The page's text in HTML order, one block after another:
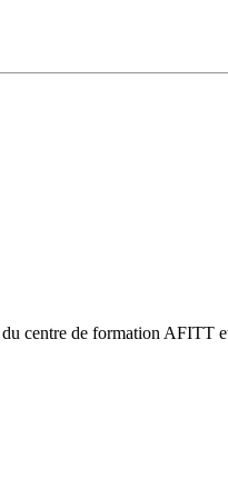
centre de formation AFITT